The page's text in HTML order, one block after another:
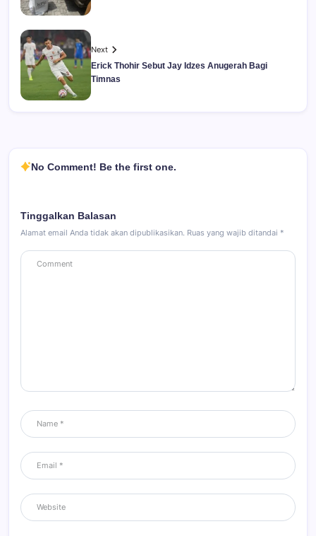
Next
Erick Thohir Sebut Jay Idzes Anugerah Bagi
Timnas
No Comment! Be the first one.
Tinggalkan Balasan
Alamat email Anda tidak akan dipublikasikan. Ruas yang wajib ditandai *